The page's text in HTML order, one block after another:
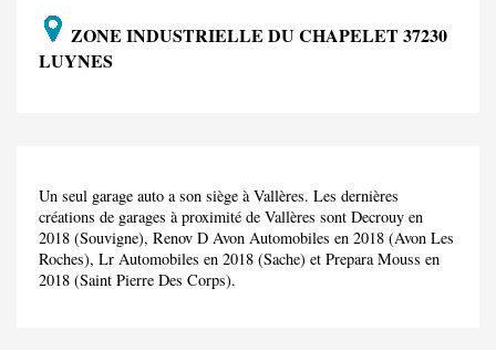
ZONE INDUSTRIELLE DU CHAPELET 37230
LUYNES
Un seul garage auto a son siège à Vallères. Les dernières
créations de garages à proximité de Vallères sont Decrouy en
2018 (Souvigne), Renov D Avon Automobiles en 2018 (Avon Les
Roches), Lr Automobiles en 2018 (Sache) et Prepara Mouss en
2018 (Saint Pierre Des Corps).